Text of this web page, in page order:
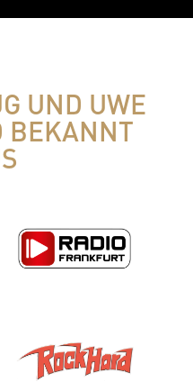
UND UWE
BEKANNT